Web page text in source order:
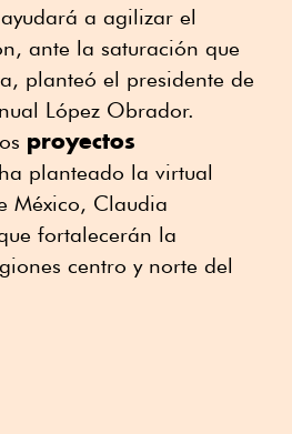
a agilizar el
ante la saturación que
planteó el presidente de
López Obrador.
proyectos
planteado la virtual
México, Claudia
fortalecerán la
centro y norte del